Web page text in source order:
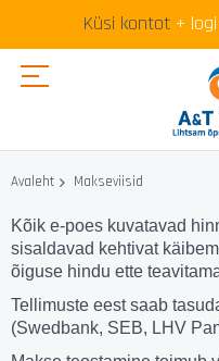
Küsi kontot+ logi
to
Avaleht Makseviisid
Kõik e-poes kuvatavad
sisaldavad kehtivat
õiguse hindu ette
Tellimuste eest saab
(Swedbank, SEB, LHV